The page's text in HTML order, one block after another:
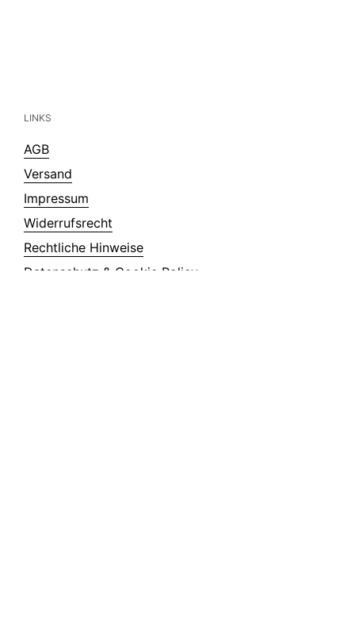
LINKS
AGB
Versand
Impressum
Widerrufsrecht
Rechtliche Hinweise
Datenschutz & Cookie Policy